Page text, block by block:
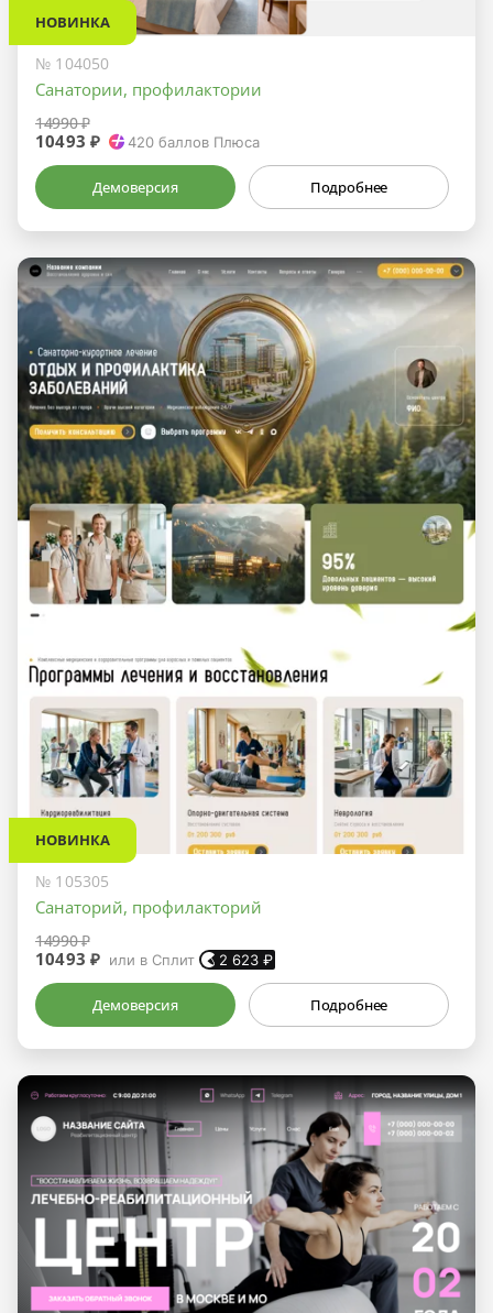
НОВИНКА
№ 104050
Санатории, профилактории
14990 ₽
10493 ₽ 420 баллов Плюса
Демоверсия Подробнее
НОВИНКА
№ 105305
Санаторий, профилакторий
14990 ₽
10493 ₽ или в Сплит 2 623 ₽
Демоверсия Подробнее